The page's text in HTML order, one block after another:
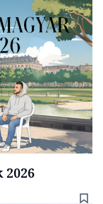
2026